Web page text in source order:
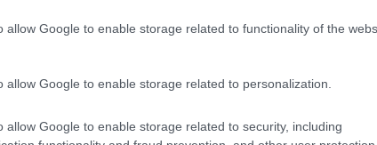
allow Google to enable storage related to functionality of the
allow Google to enable storage related to personalization.
allow Google to enable storage related to security, including
na miesta, na ktoré
CHALUPA